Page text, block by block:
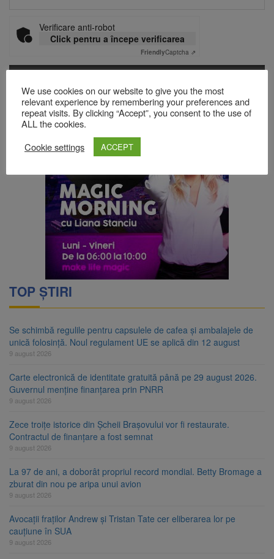
Verificare anti-robot
Click pentru a începe verificarea
FriendlyCaptcha ⇗
Acest site folosește Akismet pentru a reduce spamul.Află cum
sunt procesate datele comentariilor tale.
TOP ȘTIRI
Se schimbă regulile pentru capsulele de cafea și ambalajele de
unică folosință. Noul regulament UE se aplică din 12 august
9 august 2026
Carte electronică de identitate gratuită până pe 29 august 2026.
Guvernul menține finanțarea prin PNRR
9 august 2026
Zece troițe istorice din Șcheii Brașovului vor fi restaurate.
Contractul de finanțare a fost semnat
9 august 2026
La 97 de ani, a doborât propriul record mondial. Betty Bromage a
zburat din nou pe aripa unui avion
9 august 2026
Avocații fraților Andrew și Tristan Tate cer eliberarea lor pe
cauțiune în SUA
9 august 2026
We use cookies on our website to give you the most
relevant experience by remembering your preferences and
repeat visits. By clicking “Accept”, you consent to the use of
ALL the cookies.
Cookie settings
ACCEPT